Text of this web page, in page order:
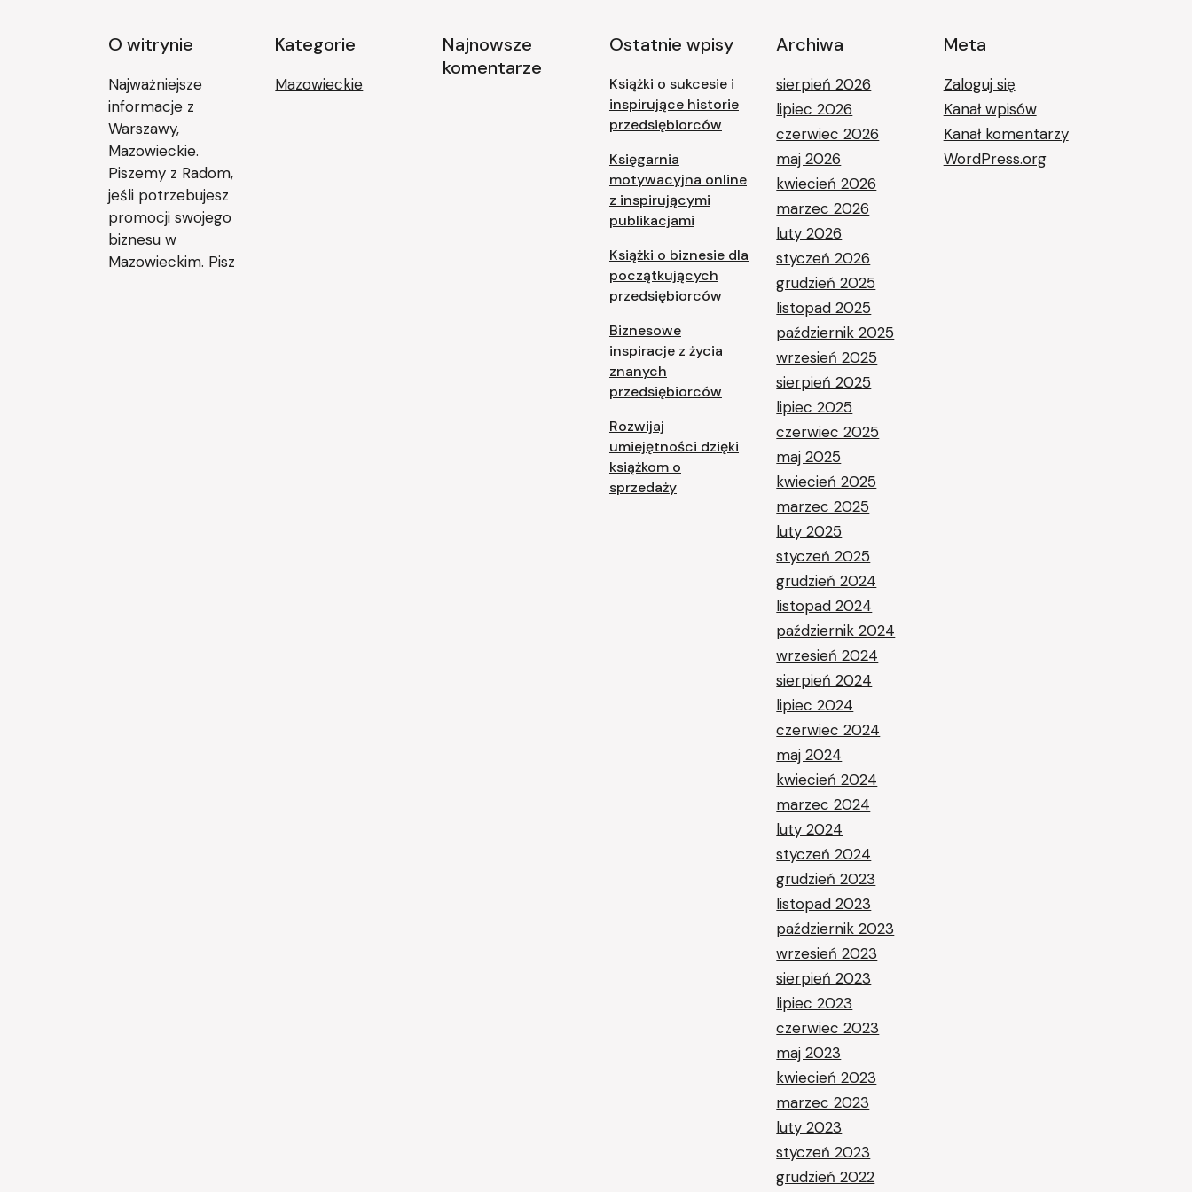
O witrynie
Najważniejsze
informacje z
Warszawy,
Mazowieckie.
Piszemy z Radom,
jeśli potrzebujesz
promocji swojego
biznesu w
Mazowieckim. Pisz
Kategorie
Mazowieckie
Najnowsze
komentarze
Ostatnie wpisy
Książki o sukcesie i
inspirujące historie
przedsiębiorców
Księgarnia
motywacyjna online
z inspirującymi
publikacjami
Książki o biznesie dla
początkujących
przedsiębiorców
Biznesowe
inspiracje z życia
znanych
przedsiębiorców
Rozwijaj
umiejętności dzięki
książkom o
sprzedaży
Archiwa
sierpień 2026
lipiec 2026
czerwiec 2026
maj 2026
kwiecień 2026
marzec 2026
luty 2026
styczeń 2026
grudzień 2025
listopad 2025
październik 2025
wrzesień 2025
sierpień 2025
lipiec 2025
czerwiec 2025
maj 2025
kwiecień 2025
marzec 2025
luty 2025
styczeń 2025
grudzień 2024
listopad 2024
październik 2024
wrzesień 2024
sierpień 2024
lipiec 2024
czerwiec 2024
maj 2024
kwiecień 2024
marzec 2024
luty 2024
styczeń 2024
grudzień 2023
listopad 2023
październik 2023
wrzesień 2023
sierpień 2023
lipiec 2023
czerwiec 2023
maj 2023
kwiecień 2023
marzec 2023
luty 2023
styczeń 2023
grudzień 2022
Meta
Zaloguj się
Kanał wpisów
Kanał komentarzy
WordPress.org